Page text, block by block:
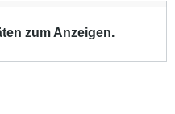
zum Anzeigen.